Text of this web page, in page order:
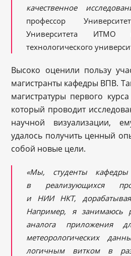
качественное
профессор
Университета ИТМО
технологического
Высоко оценили пользу
магистранты кафедры ВПВ.
магистратуры первого курса
который проводит
научной визуализации,
удалось получить ценный
собой новые цели.
«Мы, студенты
в реализующихся
и НИИ НКТ,
Например, я занимаюсь
аналога приложения
метеорологических
логичным витком в